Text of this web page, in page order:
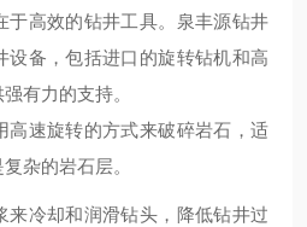
于高效的钻井工具。泉丰源钻井
设备，包括进口的旋转钻机和高
有力的支持。
高速旋转的方式来破碎岩石，适
杂的岩石层。
来冷却和润滑钻头，降低钻井过